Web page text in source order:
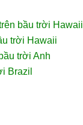
bầu trời Hawaii
trời Hawaii
trời Anh
Brazil